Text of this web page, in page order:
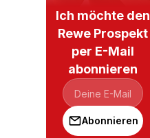
Ich möchte den
Rewe Prospekt
per E-Mail
abonnieren
Abonnieren